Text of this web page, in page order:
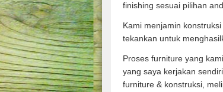
finishing sesuai pilihan
Kami menjamin
tekankan untuk
Proses furniture yang
yang saya kerjakan
furniture & konstruksi,